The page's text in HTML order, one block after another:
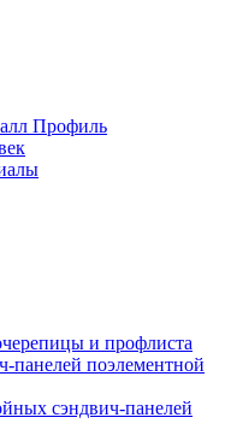
Профиль
и профлиста
панелей поэлементной
сэндвич-панелей